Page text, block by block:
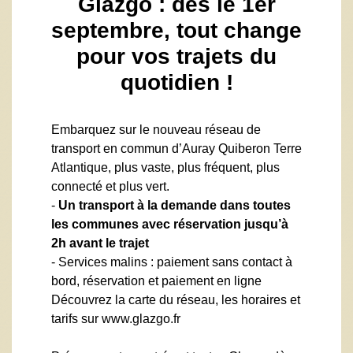
septembre, tout change
pour vos trajets du
quotidien !
Embarquez sur le nouveau réseau de
transport en commun d’Auray Quiberon Terre
Atlantique, plus vaste, plus fréquent, plus
connecté et plus vert.
- Un transport à la demande dans toutes
les communes avec réservation jusqu’à
2h avant le trajet
- Services malins : paiement sans contact à
bord, réservation et paiement en ligne
Découvrez la carte du réseau, les horaires et
tarifs sur www.glazgo.fr